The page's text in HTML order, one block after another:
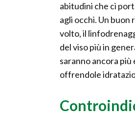
abitudini che ci
agli occhi. Un buon
volto, il
del viso più in
saranno ancora
offrendole